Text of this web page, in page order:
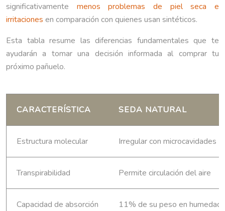
significativamente menos problemas de piel seca e
irritaciones en comparación con quienes usan sintéticos.
Esta tabla resume las diferencias fundamentales que te
ayudarán a tomar una decisión informada al comprar tu
próximo pañuelo.
CARACTERÍSTICA SEDA NATURAL
Estructura molecular Irregular con microcavidades
Transpirabilidad Permite circulación del aire
Capacidad de absorción 11% de su peso en humedad